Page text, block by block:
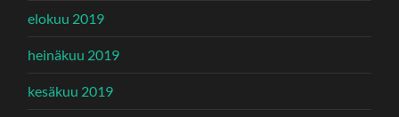
elokuu 2019
heinäkuu 2019
kesäkuu 2019